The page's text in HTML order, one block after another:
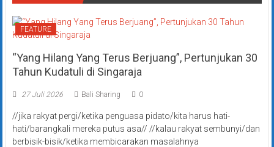
FEATURE
“Yang Hilang Yang Terus Berjuang”, Pertunjukan 30
Tahun Kudatuli di Singaraja
27 Juli 2026 Bali Sharing 0
//jika rakyat pergi/ketika penguasa pidato/kita harus hati-
hati/barangkali mereka putus asa// //kalau rakyat sembunyi/dan
berbisik-bisik/ketika membicarakan masalahnya